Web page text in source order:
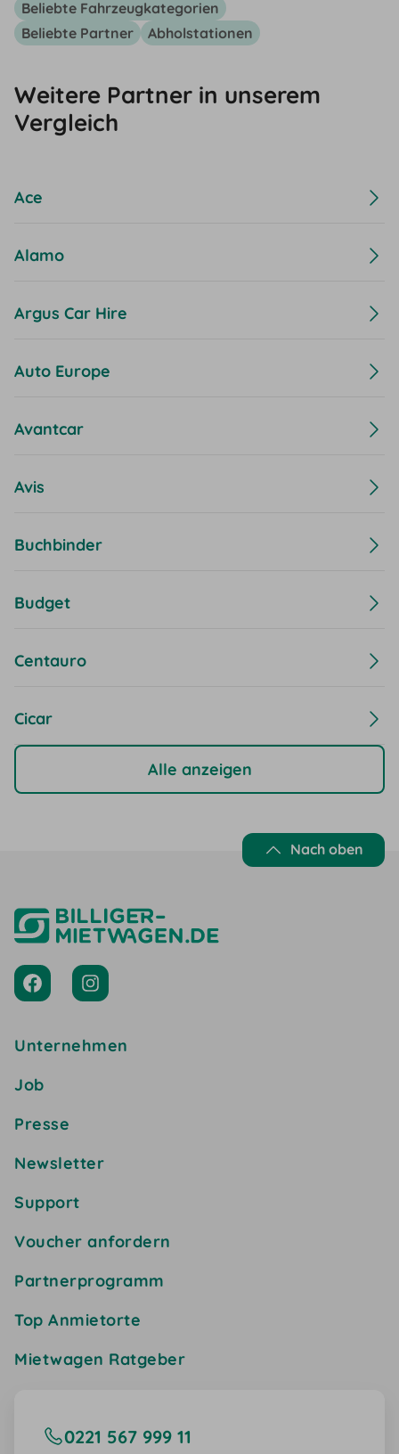
Beliebte Fahrzeugkategorien
Beliebte Partner
Abholstationen
Weitere Partner in unserem
Vergleich
Ace
Alamo
Argus Car Hire
Auto Europe
Avantcar
Avis
Buchbinder
Budget
Centauro
Cicar
Alle anzeigen
Nach oben
Unternehmen
Job
Presse
Newsletter
Support
Voucher anfordern
Partnerprogramm
Top Anmietorte
Mietwagen Ratgeber
0221 567 999 11